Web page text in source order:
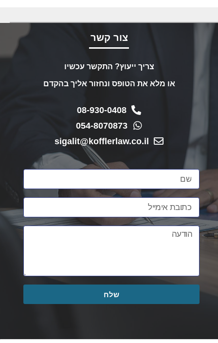
צור קשר
צריך ייעוץ? התקשר עכשיו
או מלא את הטופס ונחזור אליך בהקדם
08-930-0408
054-8070873
sigalit@kofflerlaw.co.il
שלח